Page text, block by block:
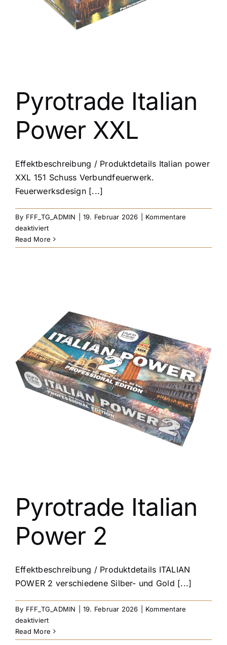
Pyrotrade Italian
Power XXL
Effektbeschreibung / Produktdetails Italian power
XXL 151 Schuss Verbundfeuerwerk.
Feuerwerksdesign [...]
By FFF_TG_ADMIN 19. Februar 2026
Kommentare
deaktiviertfür
Pyrotrade
Italian
Read More
Pyrotrade Italian
Power 2
Effektbeschreibung / Produktdetails ITALIAN
POWER 2 verschiedene Silber- und Gold [...]
By FFF_TG_ADMIN 19. Februar 2026
Kommentare
deaktiviertfür
Pyrotrade
Italian
Read More